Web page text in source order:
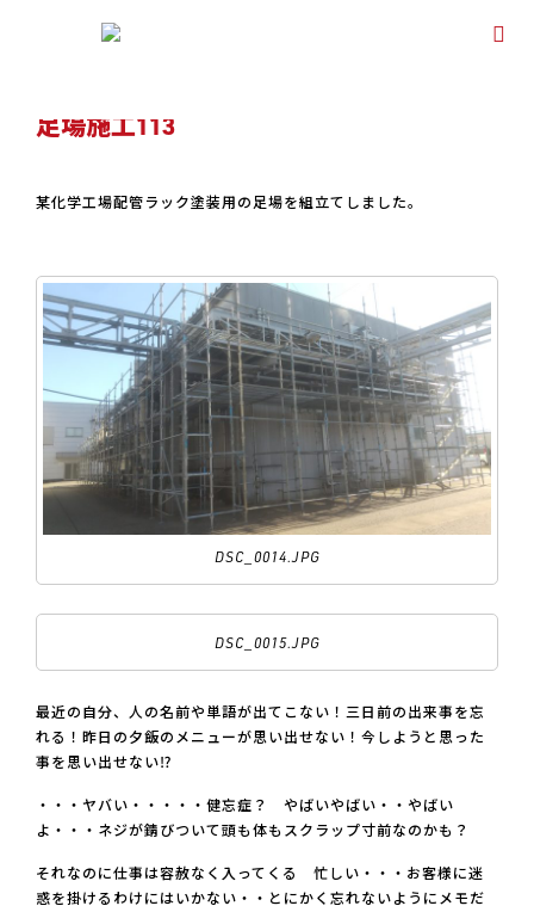
ブログ
足場
足場施工113
某化学工場配管ラック塗装用の足場を組立てしました。
DSC_0014.JPG
DSC_0015.JPG
最近の自分、人の名前や単語が出てこない！三日前の出来事を忘
れる！昨日の夕飯のメニューが思い出せない！今しようと思った
事を思い出せない⁉
・・・ヤバい・・・・・健忘症？ やばいやばい・・やばい
よ・・・ネジが錆びついて頭も体もスクラップ寸前なのかも？
それなのに仕事は容赦なく入ってくる 忙しい・・・お客様に迷
惑を掛けるわけにはいかない・・とにかく忘れないようにメモだ